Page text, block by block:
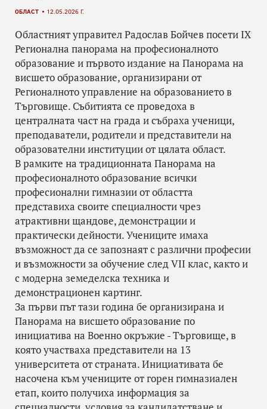
ОБЛАСТ 12.05.2026 Г.
Областният управител Радослав Бойчев посети IX
Регионална панорама на професионалното
образование и първото издание на Панорама на
висшето образование, организирани от
Регионалното управление на образованието в
Търговище. Събитията се проведоха в
централната част на града и събраха ученици,
преподаватели, родители и представители на
образователни институции от цялата област.
В рамките на традиционната Панорама на
професионалното образование всички
професионални гимназии от областта
представиха своите специалности чрез
атрактивни щандове, демонстрации и
практически дейности. Учениците имаха
възможност да се запознаят с различни професии
и възможности за обучение след VII клас, както и
с модерна земеделска техника и
демонстрационен картинг.
За първи път тази година бе организирана и
Панорама на висшето образование по
инициатива на Военно окръжие - Търговище, в
която участваха представители на 13
университета от страната. Инициативата бе
насочена към учениците от горен гимназиален
етап, които получиха информация за